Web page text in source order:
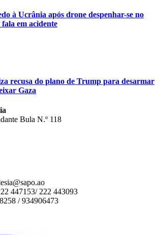
à Ucrânia após drone despenhar-se no
em acidente
recusa do plano de Trump para desarmar
Gaza
Bula N.º 118
447153/ 222 443093
/ 934906473